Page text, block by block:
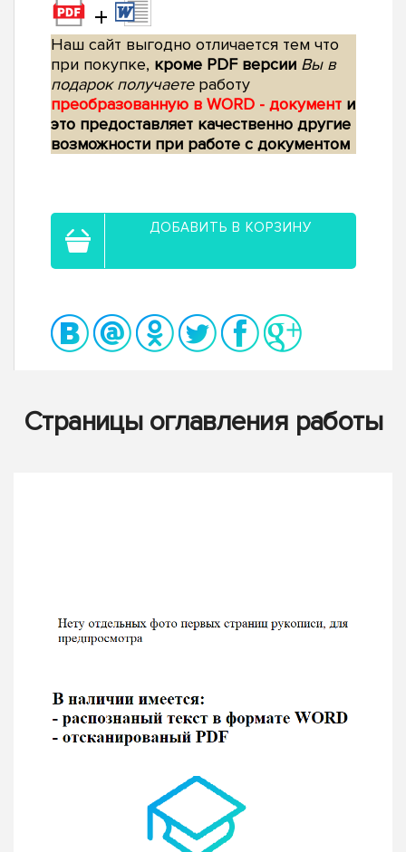
+
Наш сайт выгодно отличается тем что
при покупке, кроме PDF версии Вы в
подарок получаетеработу
преобразованную в WORD - документ и
это предоставляет качественно другие
возможности при работе с документом
ДОБАВИТЬ В КОРЗИНУ
Страницы оглавления работы